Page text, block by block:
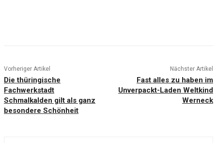
Vorheriger Artikel
Die thüringische
Fachwerkstadt
Schmalkalden gilt als ganz
besondere Schönheit
Nächster Artikel
Fast alles zu haben im
Unverpackt-Laden Weltkind
Werneck